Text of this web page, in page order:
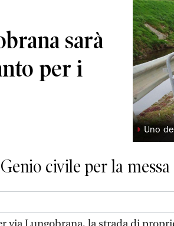
sarà
per i
◗ Uno
civile per la